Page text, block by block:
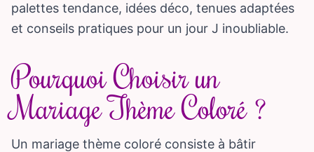
palettes tendance, idées déco, tenues adaptées
et conseils pratiques pour un jour J inoubliable.
Pourquoi Choisir un
Mariage Thème Coloré ?
Un mariage thème coloré consiste à bâtir